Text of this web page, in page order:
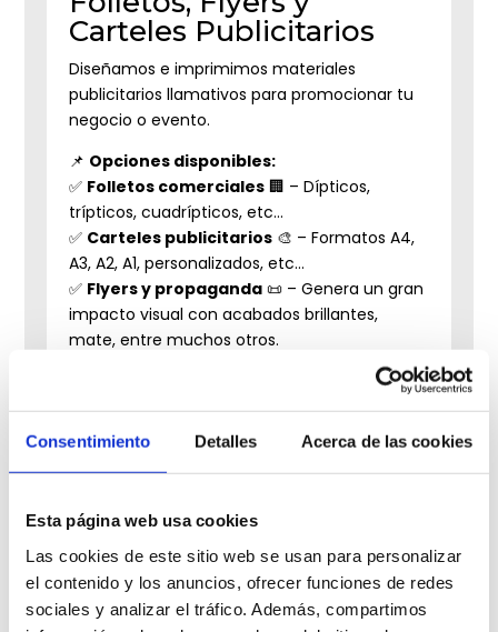
Consentimiento Detalles Acerca de las cookies
Esta página web usa cookies
Las cookies de este sitio web se usan para personalizar
el contenido y los anuncios, ofrecer funciones de redes
sociales y analizar el tráfico. Además, compartimos
Carteles Publicitarios
Diseñamos e imprimimos materiales
publicitarios llamativos para promocionar tu
negocio o evento.
📌 Opciones disponibles:
✅ Folletos comerciales 🏢 – Dípticos,
trípticos, cuadrípticos, etc…
✅ Carteles publicitarios 🎨 – Formatos A4,
A3, A2, A1, personalizados, etc…
✅ Flyers y propaganda 📜 – Genera un gran
impacto visual con acabados brillantes,
mate, entre muchos otros.
DESTAQUE CON IMPRESIONES DE
ALTA CALIDAD.